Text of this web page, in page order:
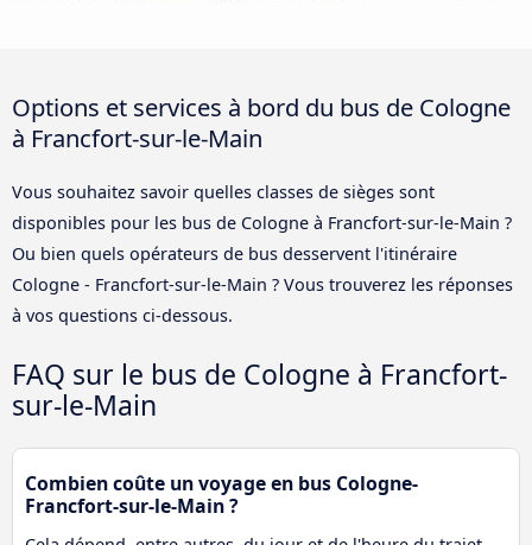
Options et services à bord du bus de Cologne
à Francfort-sur-le-Main
Vous souhaitez savoir quelles classes de sièges sont
disponibles pour les bus de Cologne à Francfort-sur-le-Main ?
Ou bien quels opérateurs de bus desservent l'itinéraire
Cologne - Francfort-sur-le-Main ? Vous trouverez les réponses
à vos questions ci-dessous.
FAQ sur le bus de Cologne à Francfort-
sur-le-Main
Combien coûte un voyage en bus Cologne-
Francfort-sur-le-Main ?